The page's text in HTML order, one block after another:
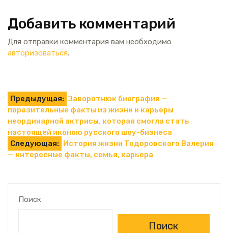
Добавить комментарий
Для отправки комментария вам необходимо
авторизоваться.
Навигация
по
записям
Предыдущая: Заворотнюк биография —
поразительные факты из жизни и карьеры
неординарной актрисы, которая смогла стать
настоящей иконою русского шоу-бизнеса
Следующая: История жизни Тодоровского Валерия
— интересные факты, семья, карьера
Поиск
Поиск